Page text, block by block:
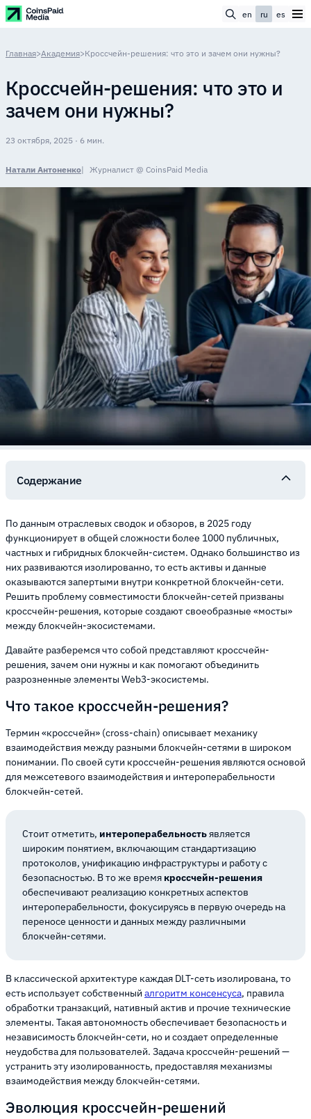
en ru es
Главная>Академия>Кроссчейн-решения: что это и зачем они нужны?
Кроссчейн-решения: что это и
зачем они нужны?
23 октября, 2025 · 6 мин.
Натали Антоненко Журналист @ CoinsPaid Media
По данным отраслевых сводок и обзоров, в 2025 году
функционирует в общей сложности более 1000 публичных,
частных и гибридных блокчейн-систем. Однако большинство из
них развиваются изолированно, то есть активы и данные
оказываются запертыми внутри конкретной блокчейн-сети.
Решить проблему совместимости блокчейн-сетей призваны
кроссчейн-решения, которые создают своеобразные «мосты»
между блокчейн-экосистемами.
Давайте разберемся что собой представляют кроссчейн-
решения, зачем они нужны и как помогают объединить
разрозненные элементы Web3-экосистемы.
Что такое кроссчейн-решения?
Термин «кроссчейн» (cross-chain) описывает механику
взаимодействия между разными блокчейн-сетями в широком
понимании. По своей сути кроссчейн-решения являются основой
для межсетевого взаимодействия и интероперабельности
блокчейн-сетей.
Стоит отметить, интероперабельностьявляется
широким понятием, включающим стандартизацию
протоколов, унификацию инфраструктуры и работу с
безопасностью. В то же время кроссчейн-решения
обеспечивают реализацию конкретных аспектов
интероперабельности, фокусируясь в первую очередь на
переносе ценности и данных между различными
блокчейн-сетями.
В классической архитектуре каждая DLT-сеть изолирована, то
есть использует собственный алгоритм консенсуса, правила
обработки транзакций, нативный актив и прочие технические
элементы. Такая автономность обеспечивает безопасность и
независимость блокчейн-сети, но и создает определенные
неудобства для пользователей. Задача кроссчейн-решений —
устранить эту изолированность, предоставляя механизмы
взаимодействия между блокчейн-сетями.
Эволюция кроссчейн-решений
Содержание